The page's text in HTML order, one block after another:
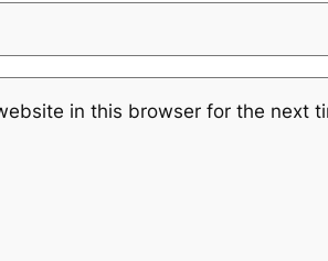
in this browser for the next